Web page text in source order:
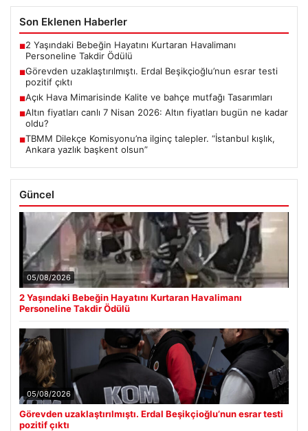
Son Eklenen Haberler
■2 Yaşındaki Bebeğin Hayatını Kurtaran Havalimanı
Personeline Takdir Ödülü
■Görevden uzaklaştırılmıştı. Erdal Beşikçioğlu’nun esrar testi
pozitif çıktı
■Açık Hava Mimarisinde Kalite ve bahçe mutfağı Tasarımları
■Altın fiyatları canlı 7 Nisan 2026: Altın fiyatları bugün ne kadar
oldu?
■TBMM Dilekçe Komisyonu’na ilginç talepler. “İstanbul kışlık,
Ankara yazlık başkent olsun”
Güncel
05/08/2026
2 Yaşındaki Bebeğin Hayatını Kurtaran Havalimanı
Personeline Takdir Ödülü
05/08/2026
Görevden uzaklaştırılmıştı. Erdal Beşikçioğlu’nun esrar testi
pozitif çıktı